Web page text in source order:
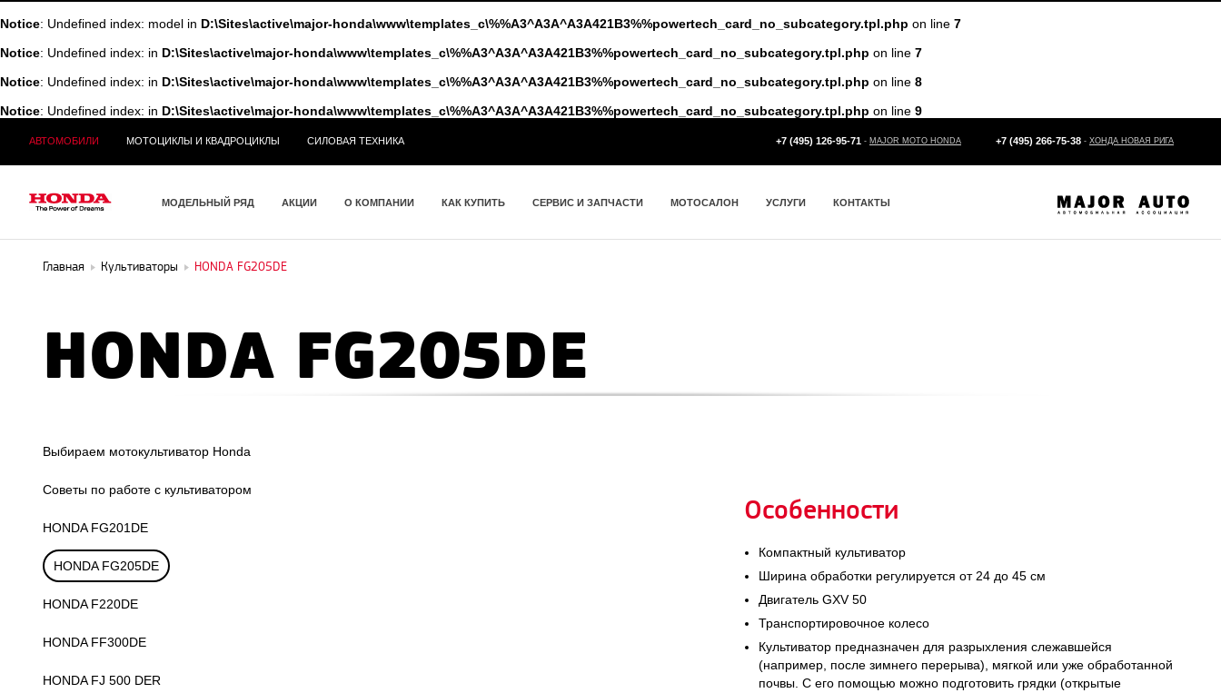
Notice: Undefined index: model in D:\Sites\active\major-honda\www\templates_c\%%A3^A3A^A3A421B3%%powertech_card_no_subcategory.tpl.php on line 7
Notice: Undefined index: in D:\Sites\active\major-honda\www\templates_c\%%A3^A3A^A3A421B3%%powertech_card_no_subcategory.tpl.php on line 7
Notice: Undefined index: in D:\Sites\active\major-honda\www\templates_c\%%A3^A3A^A3A421B3%%powertech_card_no_subcategory.tpl.php on line 8
Notice: Undefined index: in D:\Sites\active\major-honda\www\templates_c\%%A3^A3A^A3A421B3%%powertech_card_no_subcategory.tpl.php on line 9
АВТОМОБИЛИ МОТОЦИКЛЫ И КВАДРОЦИКЛЫ СИЛОВАЯ ТЕХНИКА +7 (495) 126-95-71 - MAJOR MOTO HONDA +7 (495) 266-75-38 - ХОНДА НОВАЯ РИГА
МОДЕЛЬНЫЙ РЯД АКЦИИ О КОМПАНИИ КАК КУПИТЬ СЕРВИС И ЗАПЧАСТИ МОТОСАЛОН УСЛУГИ КОНТАКТЫ
Главная Культиваторы HONDA FG205DE
HONDA FG205DE
Выбираем мотокультиватор Honda
Советы по работе с культиватором
HONDA FG201DE
HONDA FG205DE
HONDA F220DE
HONDA FF300DE
HONDA FJ 500 DER
Особенности
Компактный культиватор
Ширина обработки регулируется от 24 до 45 см
Двигатель GXV 50
Транспортировочное колесо
Культиватор предназначен для разрыхления слежавшейся
(например, после зимнего перерыва), мягкой или уже обработанной
почвы. С его помощью можно подготовить грядки (открытые